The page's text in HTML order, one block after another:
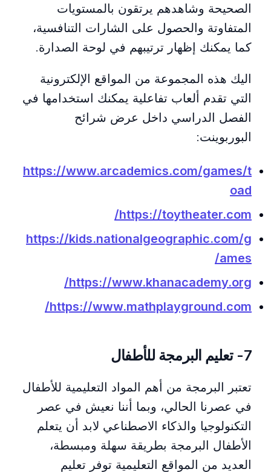
الصحيحة وشاهدهم يرتقون بالمستويات
المتفاوتة والحصول على الشارات التنافسية،
كما يمكنك إظهار ترتيبهم في لوحة الصدارة.
اليك هذه المجموعة من المواقع الإلكترونية
التي تقدم ألعاب تفاعلية يمكنك استخدامها في
الفصل الدراسي داخل عرض شرائح
البوربوينت:
https://www.arcademics.com/games/t
oad
https://toytheater.com/
https://kids.nationalgeographic.com/g
ames/
https://www.khanacademy.org/
https://www.mathplayground.com/
7- تعليم البرمجة للأطفال
تعتبر البرمجة من أهم المواد التعليمية للأطفال
في عصرنا الحالي، وبما أننا نعيش في عصر
التكنولوجيا والذكاء الاصطناعي لابد أن يتعلم
الأطفال البرمجة بطريقة سهلة ومبسطة،
العديد من المواقع التعليمية توفر تعليم